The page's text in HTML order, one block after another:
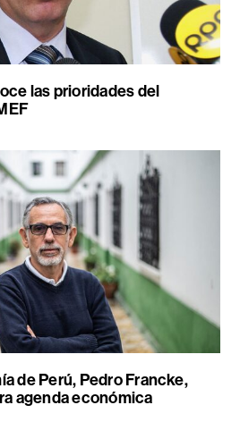
las prioridades del
de Perú, Pedro Francke,
agenda económica